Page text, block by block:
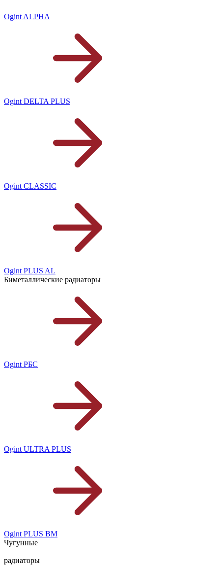
Ogint ALPHA
Ogint DELTA PLUS
Ogint CLASSIC
Ogint PLUS AL
Биметаллические радиаторы
Ogint РБС
Ogint ULTRA PLUS
Ogint PLUS BM
Чугунные
радиаторы